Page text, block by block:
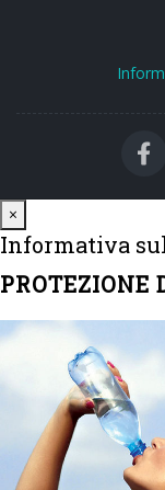
×
Informativa
PROTEZIONE